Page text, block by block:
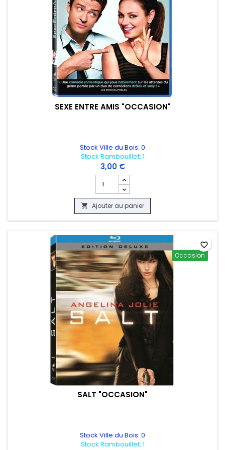
SEXE ENTRE AMIS "OCCASION"
Stock Ville du Bois: 0
Stock Rambouillet: 1
3,00 €
Champ quantité du produit SEXE ENTRE
 Ajouter au panier
Occasion
SALT "OCCASION"
Stock Ville du Bois: 0
Stock Rambouillet: 1
favorite_border